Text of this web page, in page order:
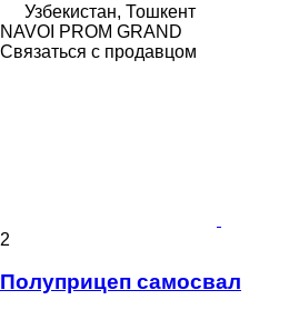
Узбекистан, Тошкент
NAVOI PROM GRAND
Связаться с продавцом
2
Полуприцеп самосвал